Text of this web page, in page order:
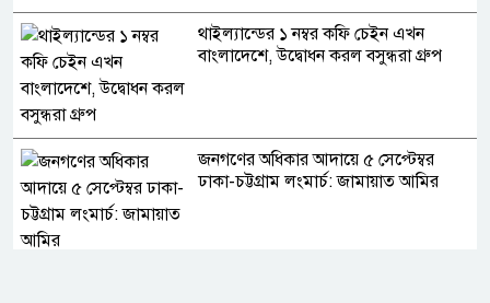
থাইল্যান্ডের ১ নম্বর কফি চেইন এখন
বাংলাদেশে, উদ্বোধন করল বসুন্ধরা গ্রুপ
জনগণের অধিকার আদায়ে ৫ সেপ্টেম্বর
ঢাকা-চট্টগ্রাম লংমার্চ: জামায়াত আমির